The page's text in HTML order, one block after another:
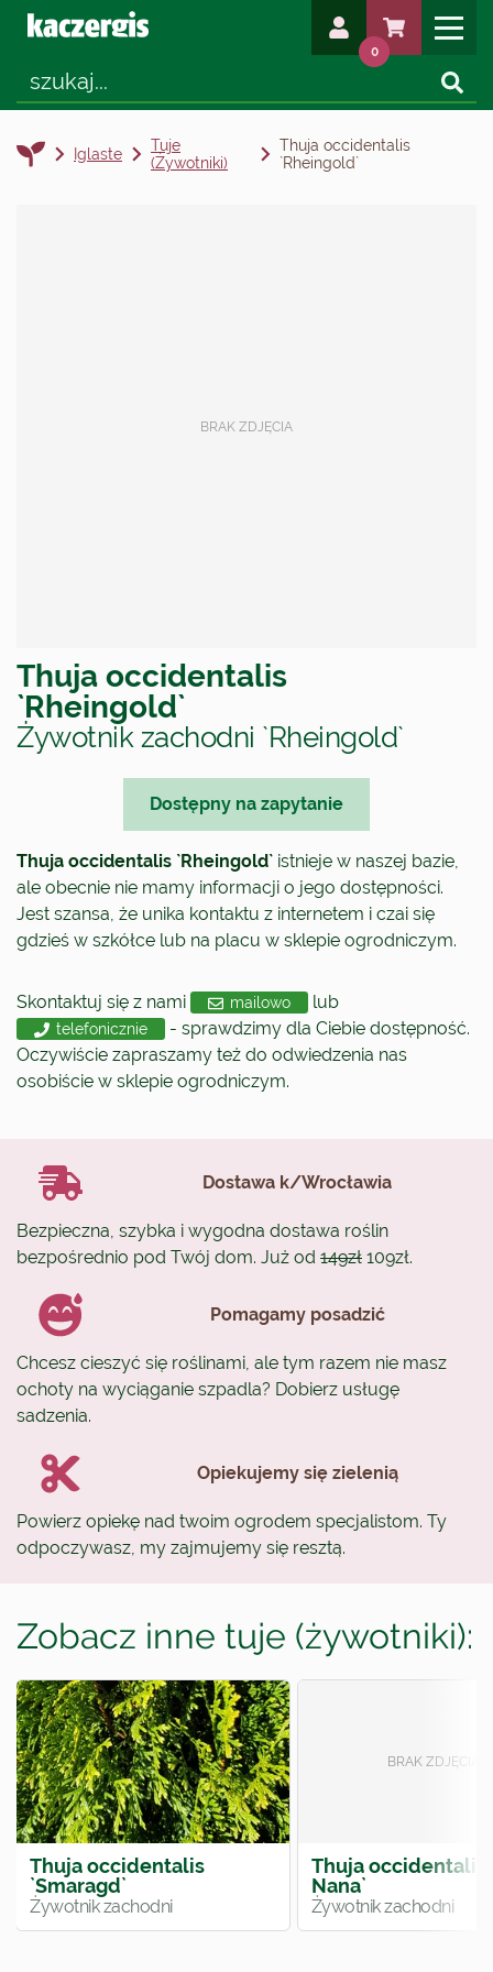
0
Iglaste
Tuje
(żywotniki)
Thuja occidentalis
`Rheingold`
Thuja occidentalis
`Rheingold`
Żywotnik zachodni `Rheingold`
Dostępny na zapytanie
Thuja occidentalis `Rheingold` istnieje w naszej bazie,
ale obecnie nie mamy informacji o jego dostępności.
Jest szansa, że unika kontaktu z internetem i czai się
gdzieś w szkółce lub na placu w sklepie ogrodniczym.
Skontaktuj się z nami mailowo lub
telefonicznie
- sprawdzimy dla Ciebie dostępność.
Oczywiście zapraszamy też do odwiedzenia nas
osobiście w sklepie ogrodniczym.
Dostawa k/Wrocławia
Bezpieczna, szybka i wygodna dostawa roślin
bezpośrednio pod Twój dom. Już od 149zł 109zł.
Pomagamy posadzić
Chcesz cieszyć się roślinami, ale tym razem nie masz
ochoty na wyciąganie szpadla? Dobierz usługę
sadzenia.
Opiekujemy się zielenią
Powierz opiekę nad twoim ogrodem specjalistom. Ty
odpoczywasz, my zajmujemy się resztą.
Zobacz inne tuje (żywotniki):
Thuja occidentalis
`Smaragd`
Żywotnik zachodni
Thuja occidentalis
Nana`
Żywotnik zachodni